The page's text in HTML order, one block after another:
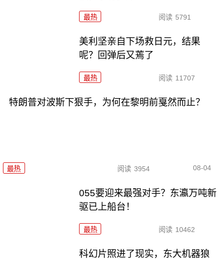
最热 阅读 5791
美利坚亲自下场救日元，结果
呢？回弹后又蔫了
最热 阅读 11707
特朗普对波斯下狠手，为何在黎明前戛然而止？
最热 阅读 3954 08-04
055要迎来最强对手？东瀛万吨新
驱已上船台！
最热 阅读 10462
科幻片照进了现实，东大机器狼